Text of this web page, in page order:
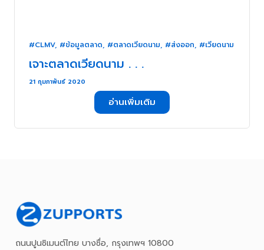
#CLMV, #ข้อมูลตลาด, #ตลาดเวียดนาม, #ส่งออก, #เวียดนาม
เจาะตลาดเวียดนาม . . .
21 กุมภาพันธ์ 2020
อ่านเพิ่มเติม
ถนนปูนซิเมนต์ไทย บางซื่อ, กรุงเทพฯ 10800